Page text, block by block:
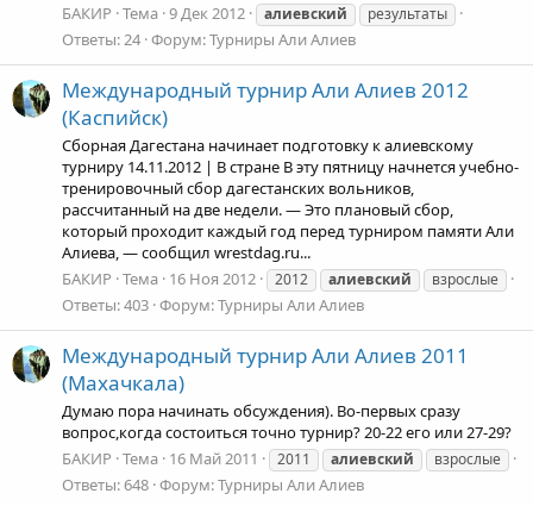
БАКИР Тема 9 Дек 2012 алиевский результаты
Ответы: 24 Форум:Турниры Али Алиев
Международный турнир Али Алиев 2012
(Каспийск)
Сборная Дагестана начинает подготовку к алиевскому
турниру 14.11.2012 | В стране В эту пятницу начнется учебно-
тренировочный сбор дагестанских вольников,
рассчитанный на две недели. — Это плановый сбор,
который проходит каждый год перед турниром памяти Али
Алиева, — сообщил wrestdag.ru...
БАКИР Тема 16 Ноя 2012 2012 алиевский взрослые
Ответы: 403 Форум:Турниры Али Алиев
Международный турнир Али Алиев 2011
(Махачкала)
Думаю пора начинать обсуждения). Во-первых сразу
вопрос,когда состоиться точно турнир? 20-22 его или 27-29?
БАКИР Тема 16 Май 2011 2011 алиевский взрослые
Ответы: 648 Форум:Турниры Али Алиев